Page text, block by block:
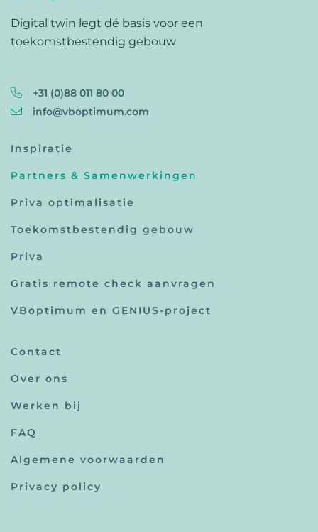
Digital twin legt dé basis voor een
toekomstbestendig gebouw
+31 (0)88 011 80 00
info@vboptimum.com
Inspiratie
Partners & Samenwerkingen
Priva optimalisatie
Toekomstbestendig gebouw
Priva
Gratis remote check aanvragen
VBoptimum en GENIUS-project
Contact
Over ons
Werken bij
FAQ
Algemene voorwaarden
Privacy policy